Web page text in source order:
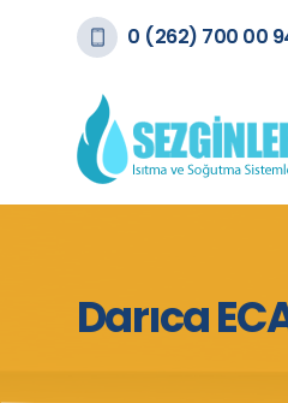
0 (262) 700 00
Darıca